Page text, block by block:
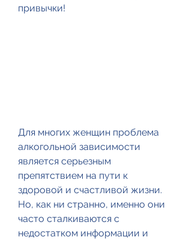
привычки!
Для многих женщин проблема
алкогольной зависимости
является серьезным
препятствием на пути к
здоровой и счастливой жизни.
Но, как ни странно, именно они
часто сталкиваются с
недостатком информации и